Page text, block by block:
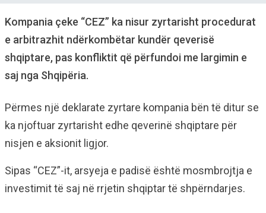
Kompania çeke “CEZ” ka nisur zyrtarisht procedurat
e arbitrazhit ndërkombëtar kundër qeverisë
shqiptare, pas konfliktit që përfundoi me largimin e
saj nga Shqipëria.
Përmes një deklarate zyrtare kompania bën të ditur se
ka njoftuar zyrtarisht edhe qeverinë shqiptare për
nisjen e aksionit ligjor.
Sipas “CEZ”-it, arsyeja e padisë është mosmbrojtja e
investimit të saj në rrjetin shqiptar të shpërndarjes.